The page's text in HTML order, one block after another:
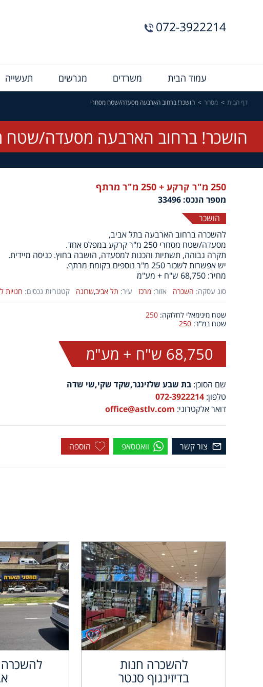
072-3922214
עמוד הבית משרדים מגרשים תעשייה
דף הבית מסחר הושכר! ברחוב הארבעה מסעדה/שטח מסחרי
הושכר! ברחוב הארבעה מסעדה/שטח
250 מ"ר קרקע + 250 מ"ר מרתף
מספר הנכס: 33496
הושכר
להשכרה ברחוב הארבעה בתל אביב,
מסעדה/שטח מסחרי 250 מ"ר קרקע במפלס אחד.
תקרה גבוהה, תשתיות והכנות למסעדה, הושבה בחוץ. כניסה מיידית.
יש אפשרות לשכור 250 מ"ר נוספים בקומת מרתף.
מחיר: 68,750 ש"ח + מע"מ
סוג עסקה: השכרה אזור: מרכז עיר: תל אביב,שרונה קטגוריות נכסים:
שטח מינימאלי לחלוקה: 250
שטח במ"ר: 250
68,750 ש"ח + מע"מ
שם הסוכן: בת שבע שלזינגר,שקד שקי,שי שדה
טלפון: 072-3922214
דואר אלקטרוני: office@astlv.com
צור קשר וואטסאפ הוספה
להשכרה חנות
בדיזינגוף סנטר